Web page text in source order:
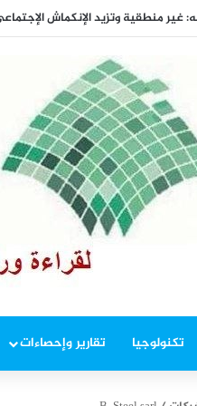
تكنولوجيا تقارير وإحصاءات